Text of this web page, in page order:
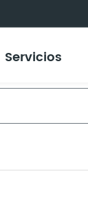
Servicios